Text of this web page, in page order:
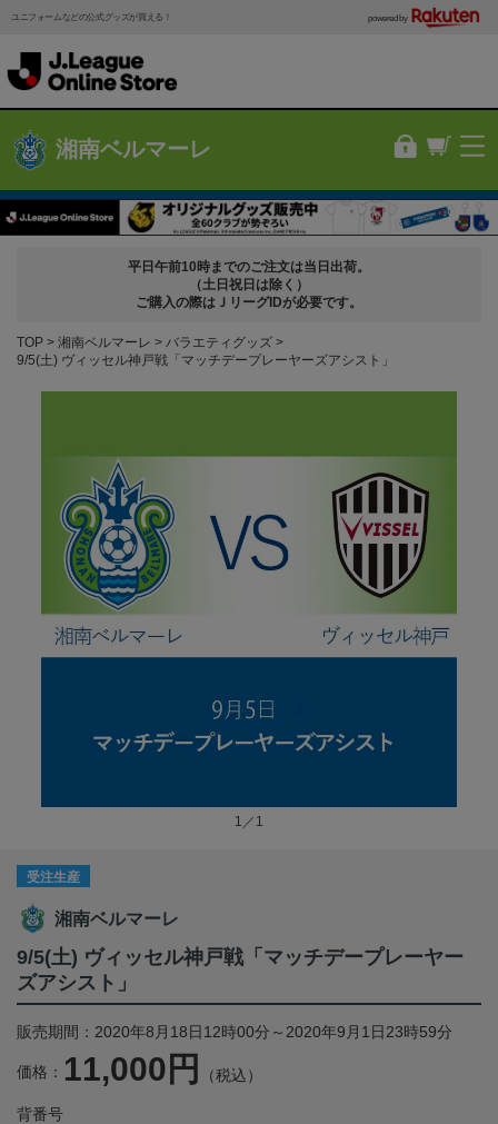
ユニフォームなどの公式グッズが買える！ powered by
湘南ベルマーレ
平日午前10時までのご注文は当日出荷。
（土日祝日は除く）
ご購入の際はＪリーグIDが必要です。
TOP 湘南ベルマーレ
バラエティグッズ
9/5(土) ヴィッセル神戸戦「マッチデープレーヤーズアシスト」
1／1
受注生産
湘南ベルマーレ
9/5(土) ヴィッセル神戸戦「マッチデープレーヤー
ズアシスト」
販売期間：2020年8月18日12時00分～2020年9月1日23時59分
価格： 11,000円 （税込）
背番号